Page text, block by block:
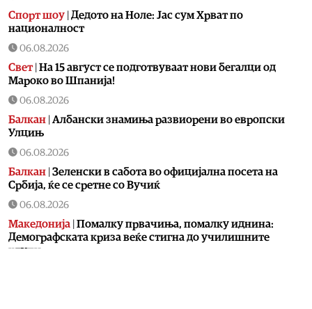
Спорт шоу | Дедото на Ноле: Јас сум Хрват по
националност
06.08.2026
Свет| На 15 август се подготвуваат нови бегалци од
Мароко во Шпанија!
06.08.2026
Балкан | Албански знамиња развиорени во европски
Улцињ
06.08.2026
Балкан | Зеленски в сабота во официјална посета на
Србија, ќе се сретне со Вучиќ
06.08.2026
Македонија | Помалку првачиња, помалку иднина:
Демографската криза веќе стигна до училишните
клупи